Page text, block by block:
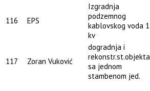
116 EPS
Izgradnja
podzemnog
kablovskog voda 1
kv
117 Zoran Vuković
dogradnja i
rekonstr.st.objekta
sa jednom
stambenom jed.